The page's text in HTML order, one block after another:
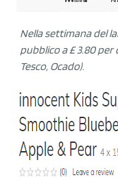
Nella settimana del
pubblico a £ 3.80
Tesco, Ocado).